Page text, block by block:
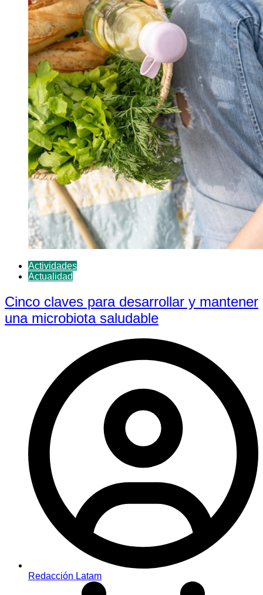
Actividades
Actualidad
Cinco claves para desarrollar y mantener
una microbiota saludable
Redacción Latam